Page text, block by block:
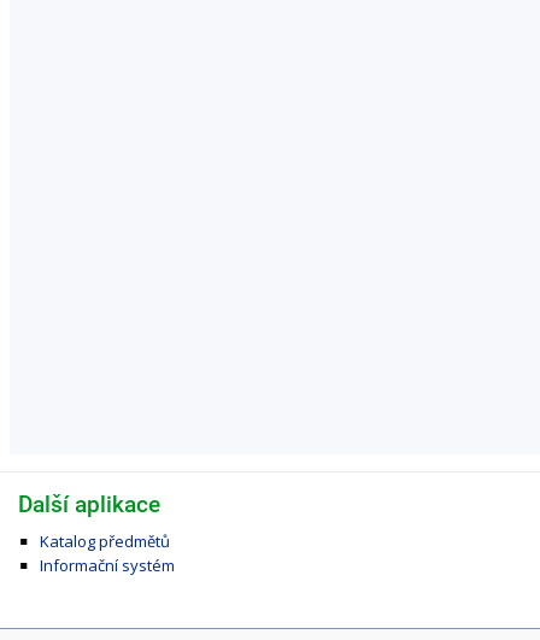
Další aplikace
Katalog předmětů
Informační systém